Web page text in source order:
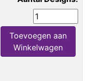
Toevoegen aan
Winkelwagen